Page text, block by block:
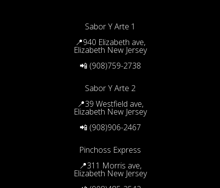
Sabor Y Arte 1
📍940 Elizabeth ave,
Elizabeth New Jersey
📲 (908)759-2738
Sabor Y Arte 2
📍39 Westfield ave,
Elizabeth New Jersey
📲 (908)906-2467
Pinchoss Express
📍311 Morris ave,
Elizabeth New Jersey